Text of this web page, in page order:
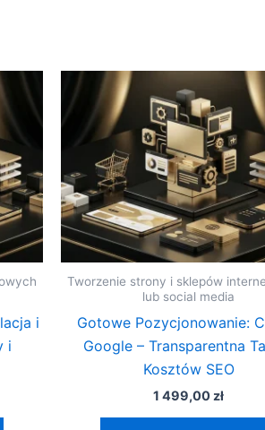
i
i
Tworzenie strony i sklepów
lub social media
Gotowe Pozycjonowanie:
Google – Transparentna
Kosztów SEO
1 499,00 zł